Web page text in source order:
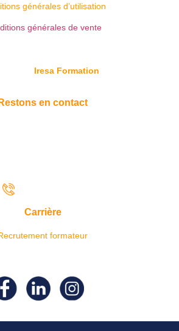
générales d’utilisation
générales de vente
Iresa Formation
Restons en contact
Carrière
formateur